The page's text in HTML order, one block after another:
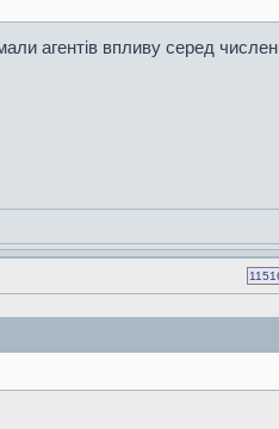
агентів впливу серед